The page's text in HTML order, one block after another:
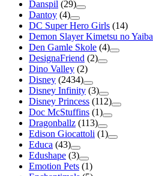
Danspil (29)
Dantoy (4)
DC Super Hero Girls (14)
Demon Slayer Kimetsu no Yaiba
Den Gamle Skole (4)
DesignaFriend (2)
Dino Valley (2)
Disney (2434)
Disney Infinity (3)
Disney Princess (112)
Doc McStuffins (1)
Dragonballz (113)
Edison Giocattoli (1)
Educa (43)
Edushape (3)
Emotion Pets (1)